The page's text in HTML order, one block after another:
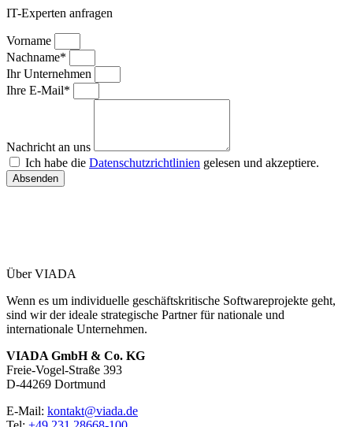
IT-Experten anfragen
Vorname
Nachname*
Ihr Unternehmen
Ihre E-Mail*
Nachricht an uns
Ich habe die Datenschutzrichtlinien gelesen und akzeptiere.
Absenden
Über VIADA
Wenn es um individuelle geschäftskritische Softwareprojekte geht,
sind wir der ideale strategische Partner für nationale und
internationale Unternehmen.
VIADA GmbH & Co. KG
Freie-Vogel-Straße 393
D-44269 Dortmund
E-Mail: kontakt@viada.de